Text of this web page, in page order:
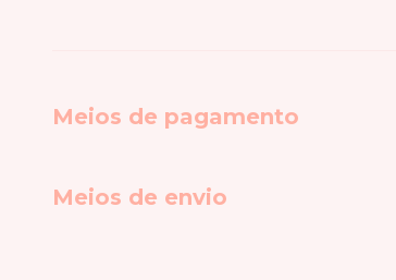
Meios de pagamento
Meios de envio